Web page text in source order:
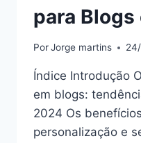
para
PorJorge martins
Índice Introdução
em blogs:
2024 Os
personalização e